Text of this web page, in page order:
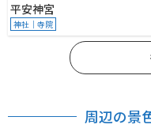
平安神宮
神社｜寺院
周辺の景